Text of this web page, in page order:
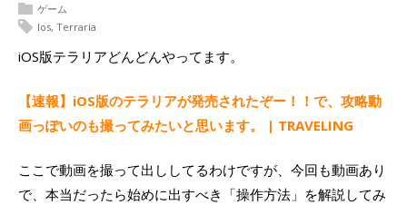
ゲーム
Ios, Terraria
iOS版テラリアどんどんやってます。
【速報】iOS版のテラリアが発売されたぞー！！で、攻略動
画っぽいのも撮ってみたいと思います。 | TRAVELING
ここで動画を撮って出ししてるわけですが、今回も動画あり
で、本当だったら始めに出すべき「操作方法」を解説してみ